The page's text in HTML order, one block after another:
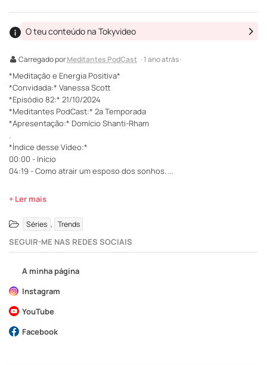
Carregado porMeditantes PodCast · 1 ano atrás ·
O teu conteúdo na Tokyvideo
*Meditação e Energia Positiva*
*Convidada:* Vanessa Scott
*Episódio 82:* 21/10/2024
*Meditantes PodCast:* 2ª Temporada
*Apresentação:* Domício Shanti-Rham
.
*Índice desse Vídeo:*
00:00 - Início
04:19 - Como atrair um esposo dos sonhos. ...
+ Ler mais
Séries , Trends
SEGUIR-ME NAS REDES SOCIAIS
A minha página
Instagram
YouTube
Facebook